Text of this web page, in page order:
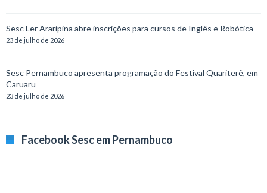
Sesc Ler Araripina abre inscrições para cursos de Inglês e Robótica
23 de julho de 2026
Sesc Pernambuco apresenta programação do Festival Quariterê, em
Caruaru
23 de julho de 2026
Facebook Sesc em Pernambuco